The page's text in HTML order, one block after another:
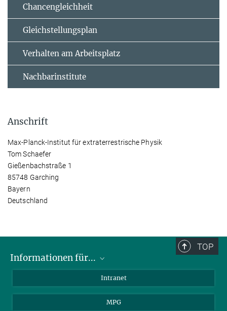
Chancengleichheit
Gleichstellungsplan
Verhalten am Arbeitsplatz
Nachbarinstitute
Anschrift
Max-Planck-Institut für extraterrestrische Physik
Tom Schaefer
Gießenbachstraße 1
85748 Garching
Bayern
Deutschland
TOP
Informationen für...
Studenten
Journalisten
Intranet
MPG